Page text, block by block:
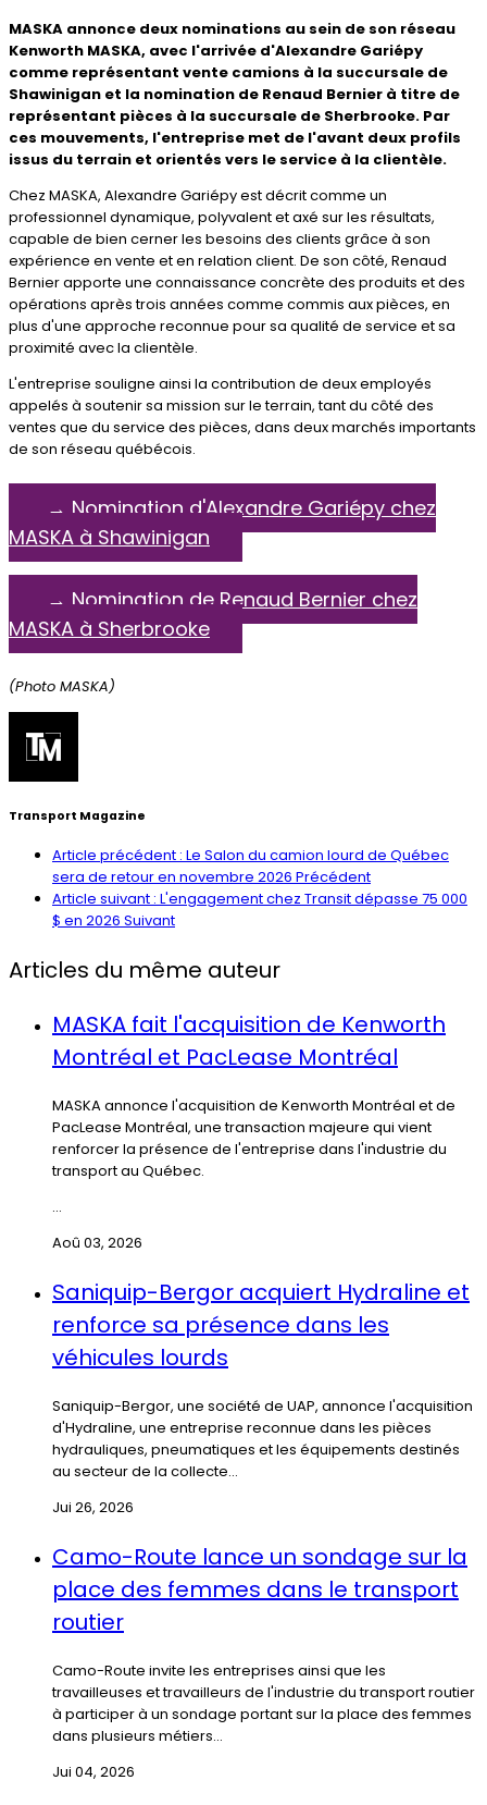
MASKA annonce deux nominations au sein de son réseau
Kenworth MASKA, avec l'arrivée d'Alexandre Gariépy
comme représentant vente camions à la succursale de
Shawinigan et la nomination de Renaud Bernier à titre de
représentant pièces à la succursale de Sherbrooke. Par
ces mouvements, l'entreprise met de l'avant deux profils
issus du terrain et orientés vers le service à la clientèle.
Chez MASKA, Alexandre Gariépy est décrit comme un
professionnel dynamique, polyvalent et axé sur les résultats,
capable de bien cerner les besoins des clients grâce à son
expérience en vente et en relation client. De son côté, Renaud
Bernier apporte une connaissance concrète des produits et des
opérations après trois années comme commis aux pièces, en
plus d'une approche reconnue pour sa qualité de service et sa
proximité avec la clientèle.
L'entreprise souligne ainsi la contribution de deux employés
appelés à soutenir sa mission sur le terrain, tant du côté des
ventes que du service des pièces, dans deux marchés importants
de son réseau québécois.
→ Nomination d'Alexandre Gariépy chez
MASKA à Shawinigan
→ Nomination de Renaud Bernier chez
MASKA à Sherbrooke
(Photo MASKA)
Transport Magazine
Article précédent : Le Salon du camion lourd de Québec
sera de retour en novembre 2026 Précédent
Article suivant : L'engagement chez Transit dépasse 75 000
$ en 2026 Suivant
Articles du même auteur
MASKA fait l'acquisition de Kenworth
Montréal et PacLease Montréal
MASKA annonce l'acquisition de Kenworth Montréal et de
PacLease Montréal, une transaction majeure qui vient
renforcer la présence de l'entreprise dans l'industrie du
transport au Québec.
...
Aoû 03, 2026
Saniquip-Bergor acquiert Hydraline et
renforce sa présence dans les
véhicules lourds
Saniquip-Bergor, une société de UAP, annonce l'acquisition
d'Hydraline, une entreprise reconnue dans les pièces
hydrauliques, pneumatiques et les équipements destinés
au secteur de la collecte...
Jui 26, 2026
Camo-Route lance un sondage sur la
place des femmes dans le transport
routier
Camo-Route invite les entreprises ainsi que les
travailleuses et travailleurs de l'industrie du transport routier
à participer à un sondage portant sur la place des femmes
dans plusieurs métiers...
Jui 04, 2026